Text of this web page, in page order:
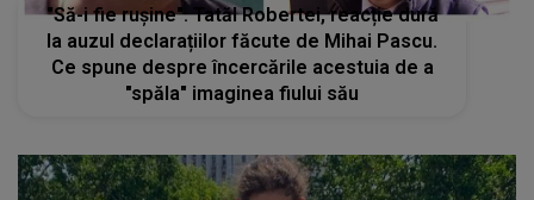
"Să-i fie rușine". Tatăl Robertei, reacție dură
la auzul declarațiilor făcute de Mihai Pascu.
Ce spune despre încercările acestuia de a
"spăla" imaginea fiului său